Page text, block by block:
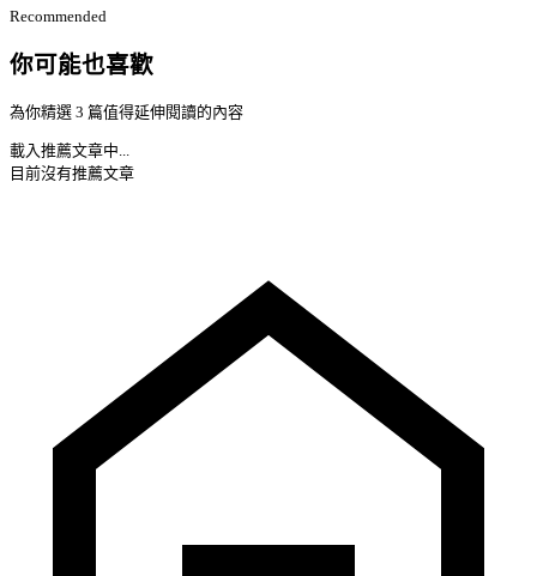
Recommended
你可能也喜歡
為你精選 3 篇值得延伸閱讀的內容
載入推薦文章中...
目前沒有推薦文章